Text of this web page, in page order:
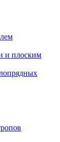
и плоским